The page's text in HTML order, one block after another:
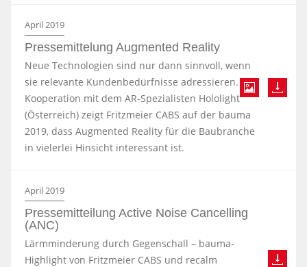
April 2019
Pressemittelung Augmented Reality
Neue Technologien sind nur dann sinnvoll, wenn
sie relevante Kundenbedürfnisse adressieren. In
Kooperation mit dem AR-Spezialisten Hololight
(Österreich) zeigt Fritzmeier CABS auf der bauma
2019, dass Augmented Reality für die Baubranche
in vielerlei Hinsicht interessant ist.
April 2019
Pressemitteilung Active Noise Cancelling
(ANC)
Lärmminderung durch Gegenschall – bauma-
Highlight von Fritzmeier CABS und recalm